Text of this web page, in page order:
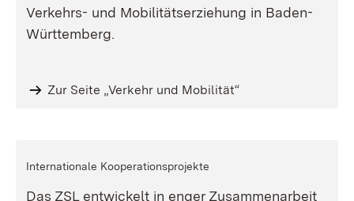
Verkehrs- und Mobilitätserziehung in Baden-
Württemberg.
Zur Seite „Verkehr und Mobilität“
Internationale Kooperationsprojekte
Das ZSL entwickelt in enger Zusammenarbeit